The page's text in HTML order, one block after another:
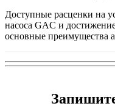
Доступные расценки на
насоса GAC и
основные преимущества